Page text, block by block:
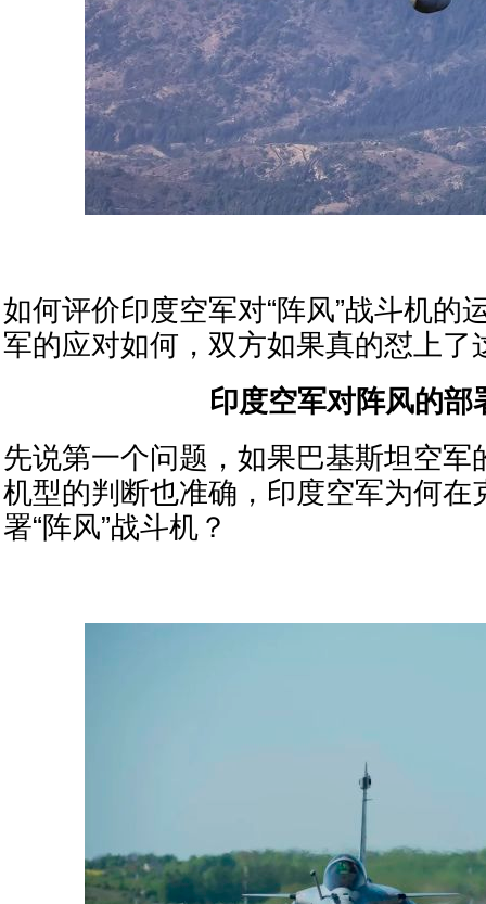
如何评价印度空军对“阵风”战斗机的
军的应对如何，双方如果真的怼上了
印度空军对阵风的部
先说第一个问题，如果巴基斯坦空军
机型的判断也准确，印度空军为何在
署“阵风”战斗机？